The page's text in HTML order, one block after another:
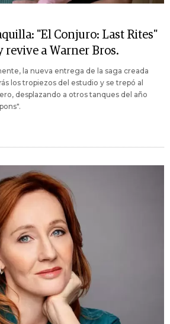
"El Conjuro: Last Rites"
revive a Warner Bros.
la nueva entrega de la saga creada
los tropiezos del estudio y se trepó al
desplazando a otros tanques del año